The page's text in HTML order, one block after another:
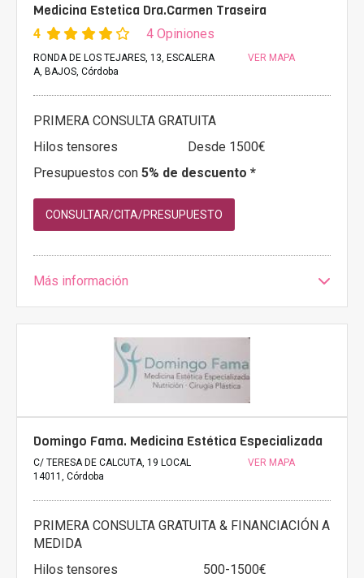
Medicina Estetica Dra.Carmen Traseira
4 4 Opiniones
RONDA DE LOS TEJARES, 13, ESCALERA
A, BAJOS, Córdoba
VER MAPA
PRIMERA CONSULTA GRATUITA
Hilos tensores
Desde 1500€
Presupuestos con 5% de descuento *
CONSULTAR/CITA/PRESUPUESTO
Más información
Domingo Fama. Medicina Estética Especializada
C/ TERESA DE CALCUTA, 19 LOCAL
14011, Córdoba
VER MAPA
PRIMERA CONSULTA GRATUITA & FINANCIACIÓN A
MEDIDA
Hilos tensores
500-1500€